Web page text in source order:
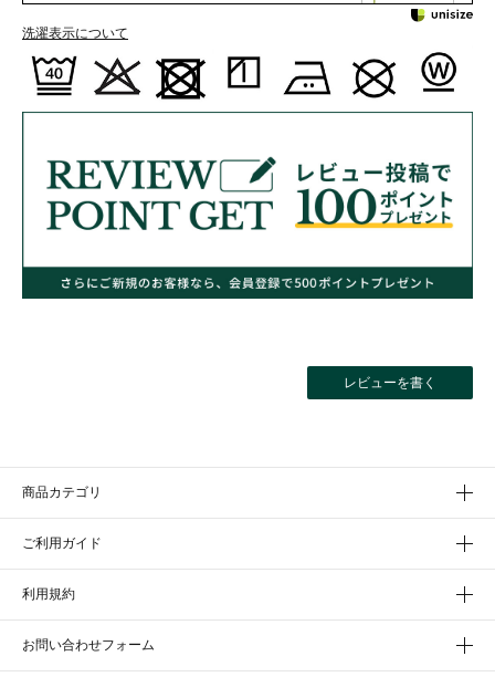
洗濯表示について
レビューを書く
商品カテゴリ
ご利用ガイド
利用規約
お問い合わせフォーム